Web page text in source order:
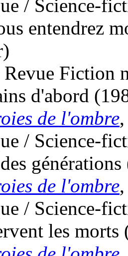
/ Science-
entendrez
Fiction
d'abord
de l'ombre
/ Science-
générations
de l'ombre
/ Science-
les morts